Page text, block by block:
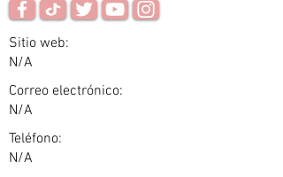
Sitio web:
N/A
Correo electrónico:
N/A
Teléfono:
N/A